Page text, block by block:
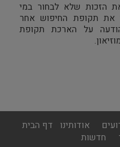
הזכות שלא לבחור במי
את תקופת החיפוש אחר
על הארכת תקופת
footer
menu
דף הבית אודותינו
חדשות